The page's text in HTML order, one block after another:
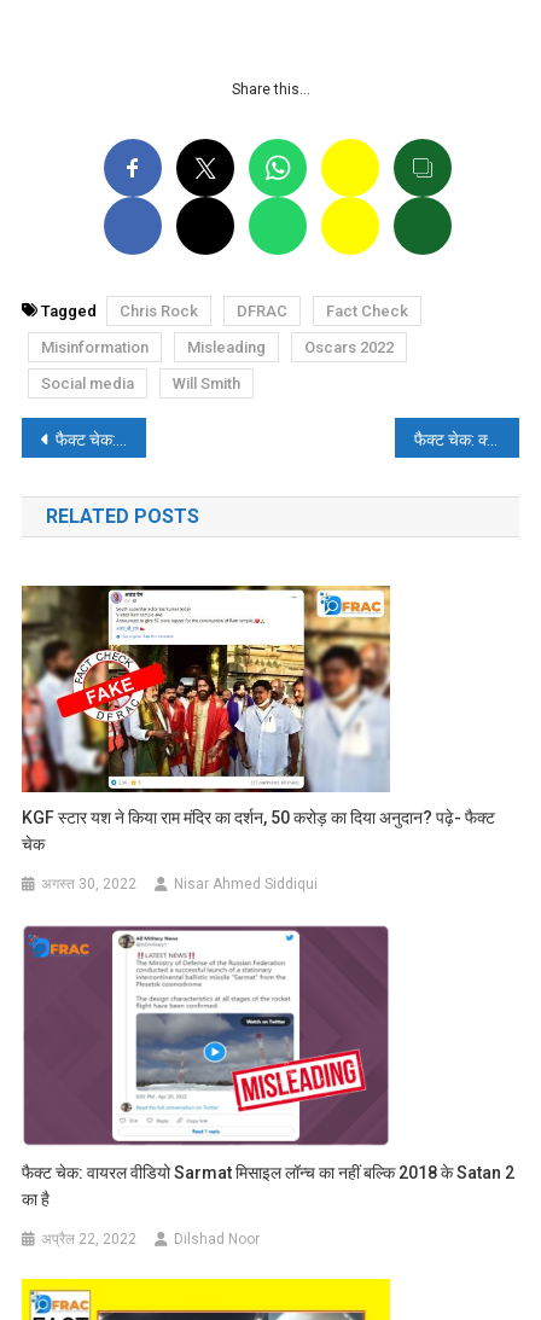
Share this…
Tagged Chris Rock DFRAC
Fact Check
Misinformation
Misleading
Oscars 2022
Social media
Will Smith
पोस्ट
नेविगेशन
फैक्ट चेक: तीन पुलिसकर्मियों के एक शख्स को बेरहमी से पीटने के वीडियो के पीछे की सच्चाई. फैक्ट चेक: क्या LOC पर IAF ने पाकिस्तानी जेट पर किया था हमला?
RELATED POSTS
KGF स्टार यश ने किया राम मंदिर का दर्शन, 50 करोड़ का दिया अनुदान? पढ़े- फैक्ट
चेक
अगस्त 30, 2022 Nisar Ahmed Siddiqui
फैक्ट चेक: वायरल वीडियो Sarmat मिसाइल लॉन्च का नहीं बल्कि 2018 के Satan 2
का है
अप्रैल 22, 2022 Dilshad Noor